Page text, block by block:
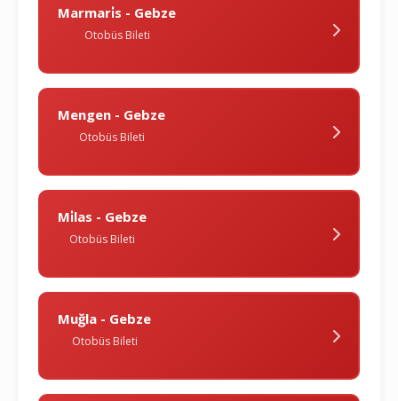
Marmari̇s - Gebze
Otobüs Bileti
Mengen - Gebze
Otobüs Bileti
Mi̇las - Gebze
Otobüs Bileti
Muğla - Gebze
Otobüs Bileti